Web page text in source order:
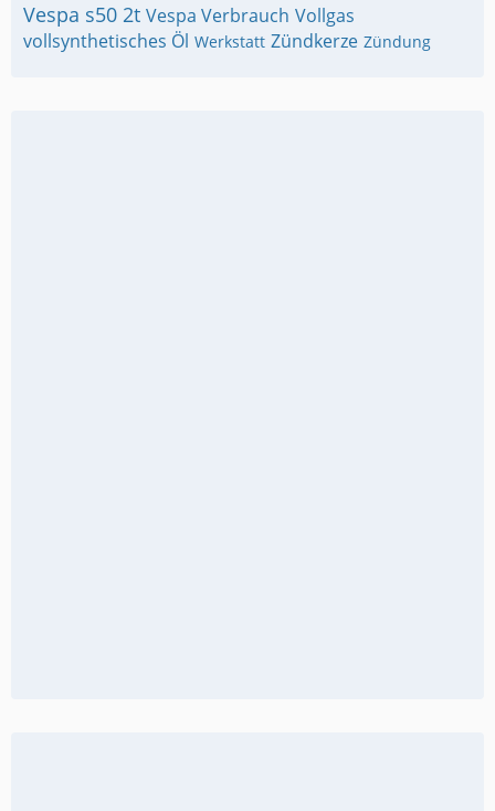
Vespa s50 2t Vespa Verbrauch Vollgas
vollsynthetisches Öl Werkstatt Zündkerze Zündung